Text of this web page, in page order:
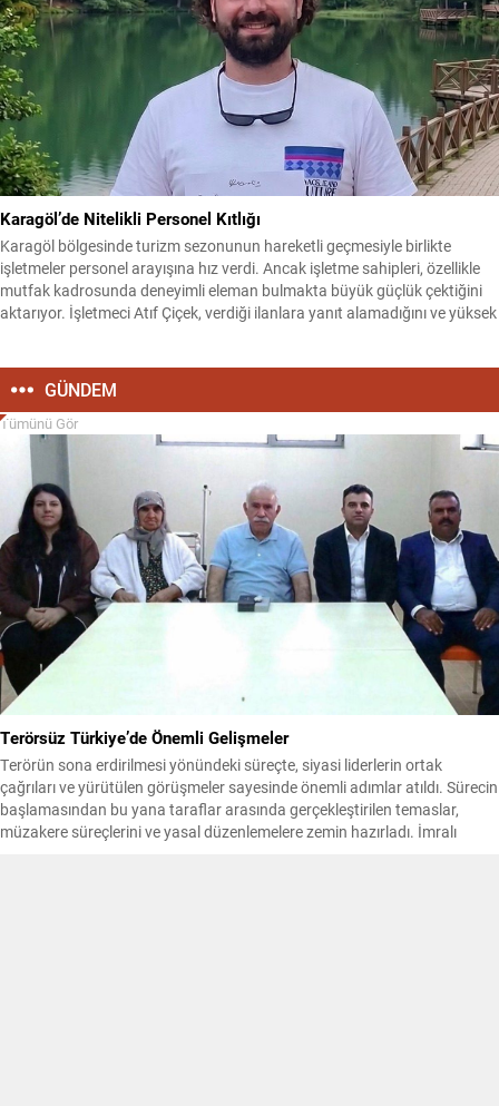
Karagöl’de Nitelikli Personel Kıtlığı
Karagöl bölgesinde turizm sezonunun hareketli geçmesiyle birlikte
işletmeler personel arayışına hız verdi. Ancak işletme sahipleri, özellikle
mutfak kadrosunda deneyimli eleman bulmakta büyük güçlük çektiğini
aktarıyor. İşletmeci Atıf Çiçek, verdiği ilanlara yanıt alamadığını ve yüksek
GÜNDEM
Tümünü Gör
Terörsüz Türkiye’de Önemli Gelişmeler
Terörün sona erdirilmesi yönündeki süreçte, siyasi liderlerin ortak
çağrıları ve yürütülen görüşmeler sayesinde önemli adımlar atıldı. Sürecin
başlamasından bu yana taraflar arasında gerçekleştirilen temaslar,
müzakere süreçlerini ve yasal düzenlemelere zemin hazırladı. İmralı